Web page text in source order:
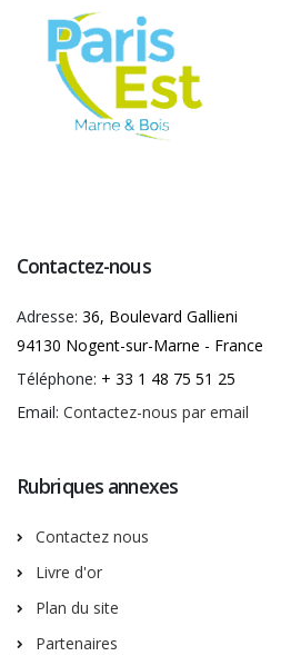
Contactez-nous
Adresse: 36, Boulevard Gallieni
94130 Nogent-sur-Marne - France
Téléphone: + 33 1 48 75 51 25
Email: Contactez-nous par email
Rubriques annexes
Contactez nous
Livre d'or
Plan du site
Partenaires